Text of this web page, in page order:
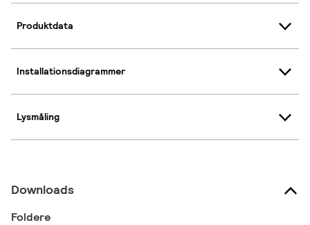
Produktdata
Installationsdiagrammer
Lysmåling
Downloads
Foldere